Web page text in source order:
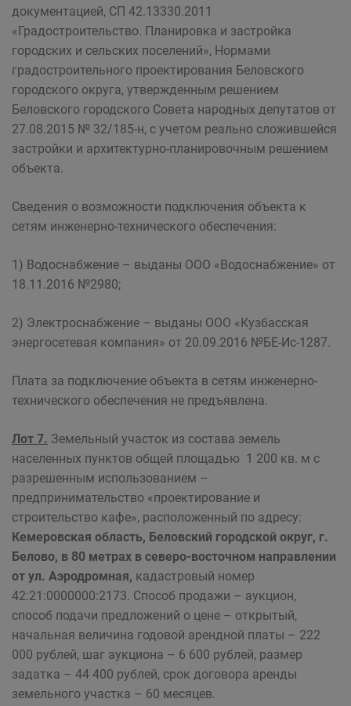
документацией, СП 42.13330.2011
«Градостроительство. Планировка и застройка
городских и сельских поселений», Нормами
градостроительного проектирования Беловского
городского округа, утвержденным решением
Беловского городского Совета народных депутатов от
27.08.2015 № 32/185-н, с учетом реально сложившейся
застройки и архитектурно-планировочным решением
объекта.
Сведения о возможности подключения объекта к
сетям инженерно-технического обеспечения:
1) Водоснабжение – выданы ООО «Водоснабжение» от
18.11.2016 №2980;
2) Электроснабжение – выданы ООО «Кузбасская
энергосетевая компания» от 20.09.2016 №БЕ-Ис-1287.
Плата за подключение объекта в сетям инженерно-
технического обеспечения не предъявлена.
Лот 7. Земельный участок из состава земель
населенных пунктов общей площадью 1 200 кв. м с
разрешенным использованием –
предпринимательство «проектирование и
строительство кафе», расположенный по адресу:
Кемеровская область, Беловский городской округ, г.
Белово, в 80 метрах в северо-восточном направлении
от ул. Аэродромная, кадастровый номер
42:21:0000000:2173. Способ продажи – аукцион,
способ подачи предложений о цене – открытый,
начальная величина годовой арендной платы – 222
000 рублей, шаг аукциона – 6 600 рублей, размер
задатка – 44 400 рублей, срок договора аренды
земельного участка – 60 месяцев.